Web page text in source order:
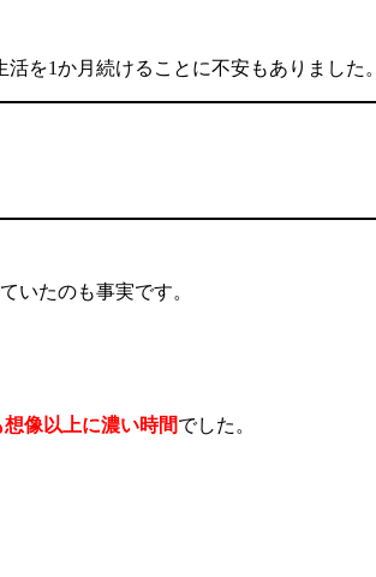
活を1か月続けることに不安もありました。
いたのも事実です。
像以上に濃い時間でした。